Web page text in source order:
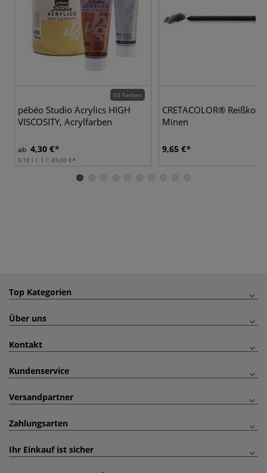
63 Farben
pébéo Studio Acrylics HIGH
VISCOSITY, Acrylfarben
ab 4,30 €
0,10 l | 1 l: 43,00 €
CRETACOLOR®
Minen
9,65 €
Top Kategorien
Über uns
Kontakt
Kundenservice
Versandpartner
Zahlungsarten
Ihr Einkauf ist sicher